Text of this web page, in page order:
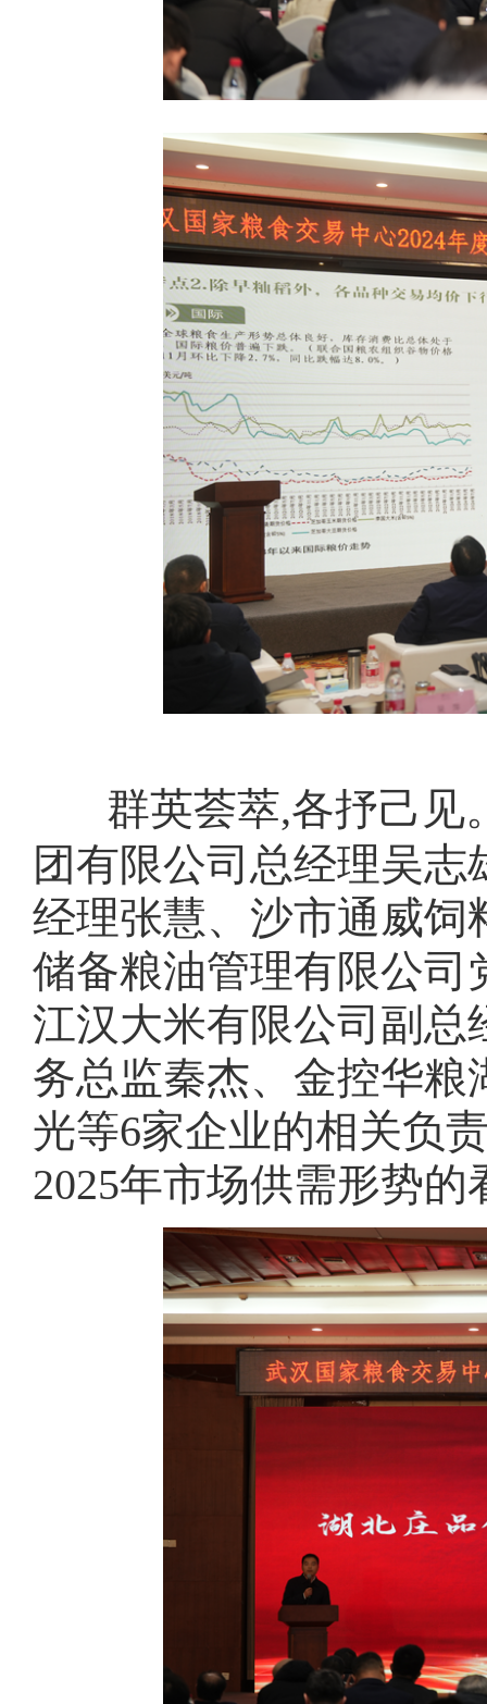
群英荟萃,各抒己见
团有限公司总经理吴
经理张慧、沙市通威饲
储备粮油管理有限公司
江汉大米有限公司副总
务总监秦杰、金控华
光等6家企业的相关负
2025年市场供需形势